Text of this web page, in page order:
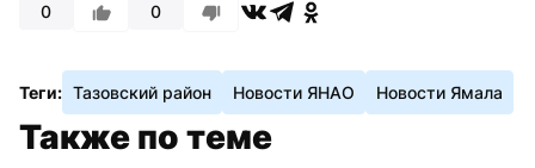
0 0
Теги: Тазовский район Новости ЯНАО Новости Ямала
Также по теме